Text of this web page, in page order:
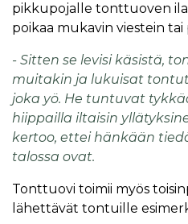
pikkupojalle tonttuoven
poikaa mukavin viestein
- Sitten se levisi käsistä,
muitakin ja lukuisat
joka yö. He tuntuvat
hiippailla iltaisin
kertoo, ettei hänkään
talossa ovat.
Tonttuovi toimii myös
lähettävät tontuille